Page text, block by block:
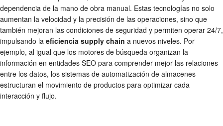
dependencia de la mano de obra manual. Estas tecnologías no solo
aumentan la velocidad y la precisión de las operaciones, sino que
también mejoran las condiciones de seguridad y permiten operar 24/7,
impulsando la eficiencia supply chain a nuevos niveles. Por
ejemplo, al igual que los motores de búsqueda organizan la
información en entidades SEO para comprender mejor las relaciones
entre los datos, los sistemas de automatización de almacenes
estructuran el movimiento de productos para optimizar cada
interacción y flujo.